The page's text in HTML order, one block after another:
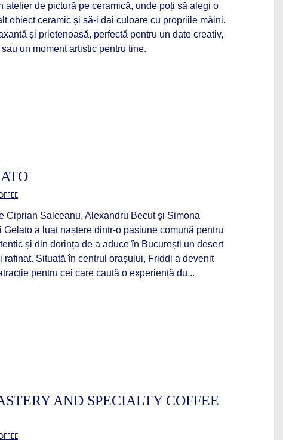
atelier de pictură pe ceramică, unde poți să alegi o
obiect ceramic și să-i dai culoare cu propriile mâini.
și prietenoasă, perfectă pentru un date creativ,
un moment artistic pentru tine.
Ciprian Salceanu, Alexandru Becut și Simona
Gelato a luat naștere dintr-o pasiune comună pentru
și din dorința de a aduce în București un desert
rafinat. Situată în centrul orașului, Friddi a devenit
pentru cei care caută o experiență du...
AND SPECIALTY COFFEE